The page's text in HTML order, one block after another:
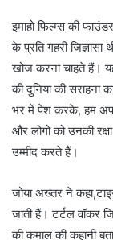
इमाहो फिल्म्स की
के प्रति गहरी
खोज करना चाहते हैं।
की दुनिया की सराहना
भर में पेश करके, हम अपने
और लोगों को उनकी
उम्मीद करते हैं।
जोया अख्तर ने
जाती हैं। टर्टल वॉकर
की कमाल की कहानी